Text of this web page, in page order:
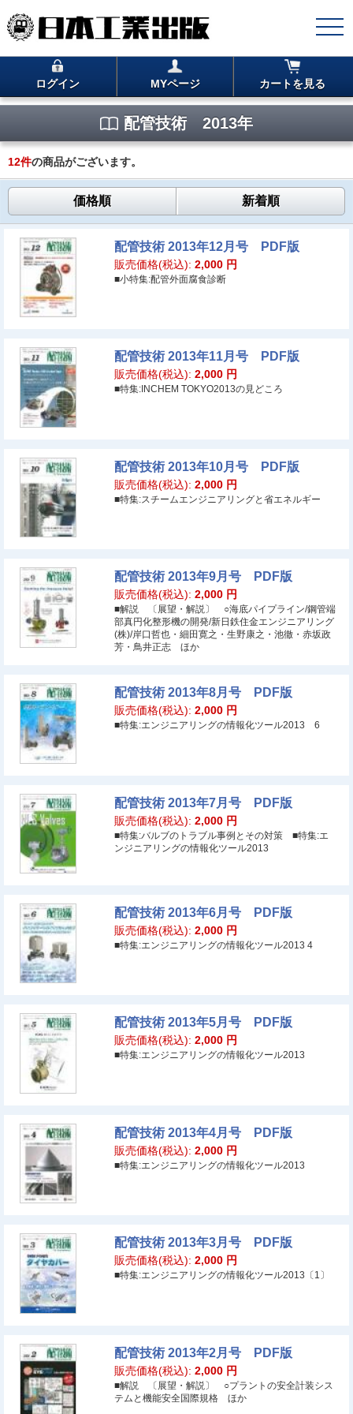
ログイン MYページ カートを見る
配管技術 2013年
12件の商品がございます。
価格順 新着順
配管技術 2013年12月号 PDF版
販売価格(税込): 2,000 円
■小特集:配管外面腐食診断
配管技術 2013年11月号 PDF版
販売価格(税込): 2,000 円
■特集:INCHEM TOKYO2013の見どころ
配管技術 2013年10月号 PDF版
販売価格(税込): 2,000 円
■特集:スチームエンジニアリングと省エネルギー
配管技術 2013年9月号 PDF版
販売価格(税込): 2,000 円
■解説 〔展望・解説〕 ○海底パイプライン/鋼管端
部真円化整形機の開発/新日鉄住金エンジニアリング
(株)/岸口哲也・細田寛之・生野康之・池徹・赤坂政
芳・鳥井正志 ほか
配管技術 2013年8月号 PDF版
販売価格(税込): 2,000 円
■特集:エンジニアリングの情報化ツール2013 6
配管技術 2013年7月号 PDF版
販売価格(税込): 2,000 円
■特集:バルブのトラブル事例とその対策 ■特集:エ
ンジニアリングの情報化ツール2013
配管技術 2013年6月号 PDF版
販売価格(税込): 2,000 円
■特集:エンジニアリングの情報化ツール2013 4
配管技術 2013年5月号 PDF版
販売価格(税込): 2,000 円
■特集:エンジニアリングの情報化ツール2013
配管技術 2013年4月号 PDF版
販売価格(税込): 2,000 円
■特集:エンジニアリングの情報化ツール2013
配管技術 2013年3月号 PDF版
販売価格(税込): 2,000 円
■特集:エンジニアリングの情報化ツール2013〔1〕
配管技術 2013年2月号 PDF版
販売価格(税込): 2,000 円
■解説 〔展望・解説〕 ○プラントの安全計装シス
テムと機能安全国際規格 ほか